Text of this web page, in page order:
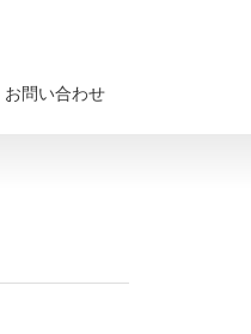
お問い合わせ